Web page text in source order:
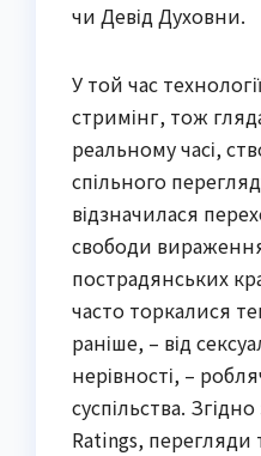
чи Девід Духовни.
У той час
стримінг, тож
реальному часі,
спільного
відзначилася
свободи
пострадянських
часто торкалися
раніше, – від
нерівності, –
суспільства.
Ratings,